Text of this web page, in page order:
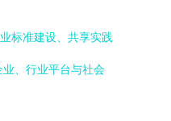
标准建设、共享实践
、行业平台与社会